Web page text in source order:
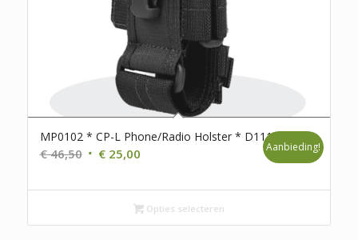
MP0102 * CP-L Phone/Radio Holster * D111
€46,50 Oorspronkelijke
was:
€25,00Huidige
is:
€ 25,00.
Aanbieding!
Opties selecteren